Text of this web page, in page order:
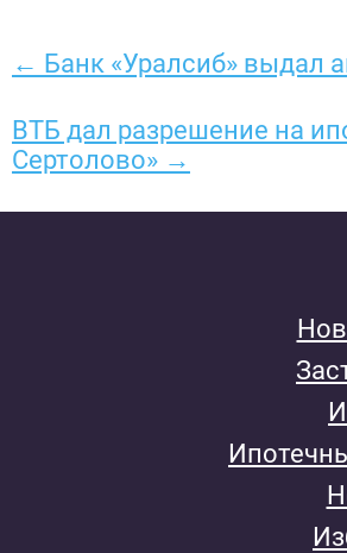
← Банк «Уралсиб» выдал
ВТБ дал разрешение на
Сертолово» →